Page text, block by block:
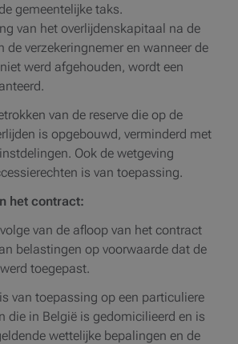
gemeentelijke taks.
van het overlijdenskapitaal na de
de verzekeringnemer en wanneer de
werd afgehouden, wordt een
van de reserve die op de
is opgebouwd, verminderd met
Ook de wetgeving
is van toepassing.
het contract:
van de afloop van het contract
belastingen op voorwaarde dat de
toegepast.
van toepassing op een particuliere
die in België is gedomicilieerd en is
wettelijke bepalingen en de